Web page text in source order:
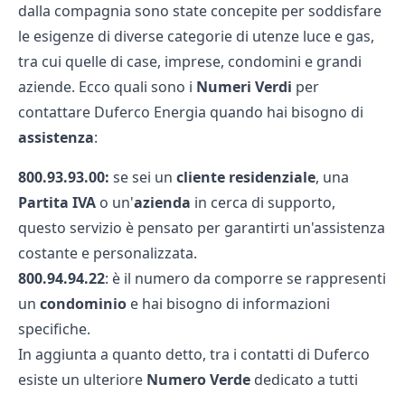
dalla compagnia sono state concepite per soddisfare
le esigenze di diverse categorie di utenze luce e gas,
tra cui quelle di case, imprese, condomini e grandi
aziende. Ecco quali sono i Numeri Verdi per
contattare Duferco Energia quando hai bisogno di
assistenza:
800.93.93.00: se sei un cliente residenziale, una
Partita IVA o un'azienda in cerca di supporto,
questo servizio è pensato per garantirti un'assistenza
costante e personalizzata.
800.94.94.22: è il numero da comporre se rappresenti
un condominio e hai bisogno di informazioni
specifiche.
In aggiunta a quanto detto, tra i contatti di Duferco
esiste un ulteriore NumeroVerde dedicato a tutti